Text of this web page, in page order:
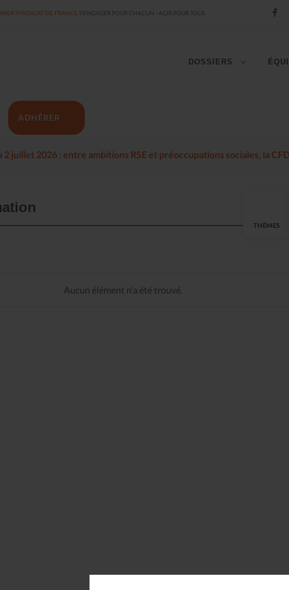
SYNDICAT DE FRANCE S'ENGAGER POUR CHACUN - AGIR POUR TOUS
ADHÉRER
DOSSIERS
2 juillet 2026 : entre ambitions RSE et préoccupations sociales, la
THÈMES
Aucun élément n'a été trouvé.